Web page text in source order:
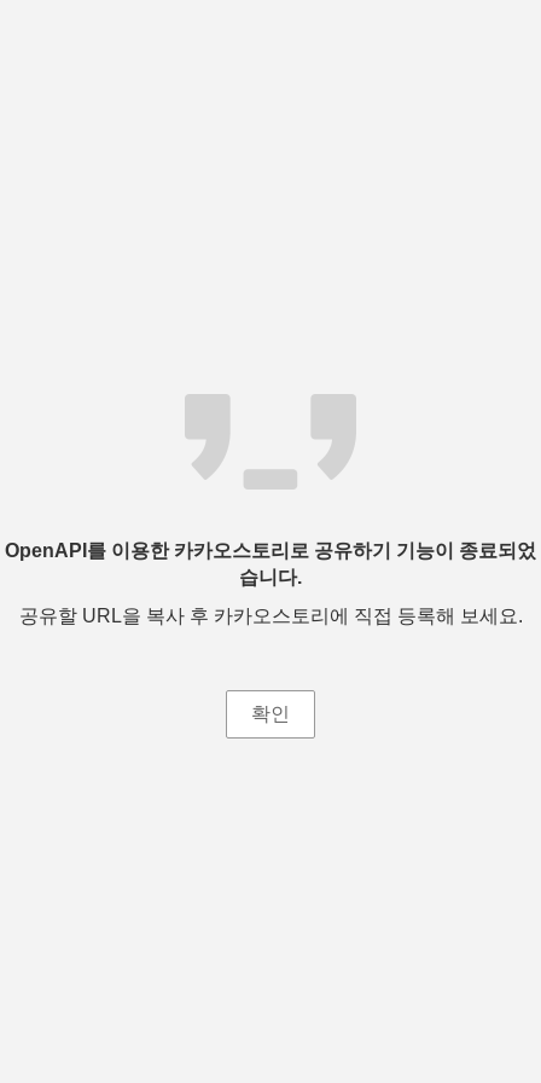
OpenAPI를 이용한 카카오스토리로 공유하기 기능이 종료되었
습니다.
공유할 URL을 복사 후 카카오스토리에 직접 등록해 보세요.
확인